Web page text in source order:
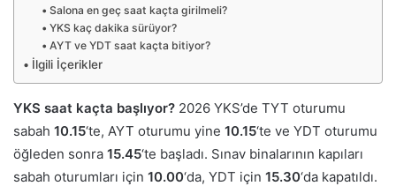
Salona en geç saat kaçta girilmeli?
YKS kaç dakika sürüyor?
AYT ve YDT saat kaçta bitiyor?
İlgili İçerikler
YKS saat kaçta başlıyor? 2026 YKS’de TYT oturumu
sabah 10.15‘te, AYT oturumu yine 10.15‘te ve YDT oturumu
öğleden sonra 15.45‘te başladı. Sınav binalarının kapıları
sabah oturumları için 10.00‘da, YDT için 15.30‘da kapatıldı.